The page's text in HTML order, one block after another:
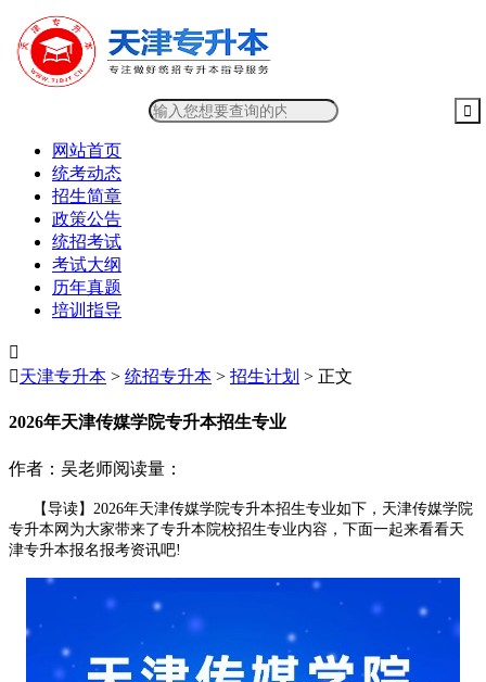
网站首页
统考动态
招生简章
政策公告
统招考试
考试大纲
历年真题
培训指导

天津专升本 > 统招专升本 > 招生计划 > 正文
2026年天津传媒学院专升本招生专业
作者：吴老师阅读量：
【导读】2026年天津传媒学院专升本招生专业如下，天津传媒学院
专升本网为大家带来了专升本院校招生专业内容，下面一起来看看天
津专升本报名报考资讯吧!